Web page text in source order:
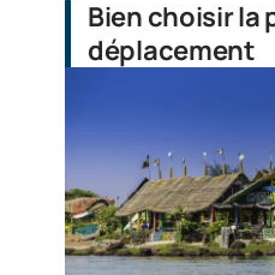
Bien choisir la
déplacement